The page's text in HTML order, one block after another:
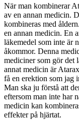
När man kombinerar
av en annan medicin.
kombineras med
en annan medicin. En
läkemedel som inte är
åkommor. Denna
mediciner som gör det
annat medicin är
få en erektion som jag
Man ska ju förstå att
eftersom man inte har
medicin kan
effekter på hjärtat.